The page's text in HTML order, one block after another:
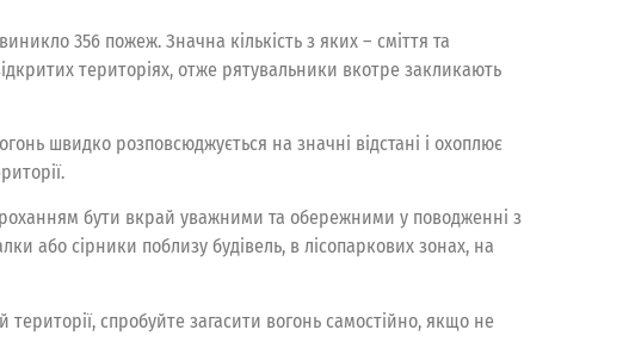
356 пожеж. Значна кількість з яких – сміття та
територіях, отже рятувальники вкотре закликають
швидко розповсюджується на значні відстані і охоплює
бути вкрай уважними та обережними у поводженні з
або сірники поблизу будівель, в лісопаркових зонах, на
спробуйте загасити вогонь самостійно, якщо не